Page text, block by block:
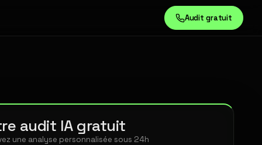
Audit gratuit
audit IA gratuit
une analyse personnalisée sous 24h